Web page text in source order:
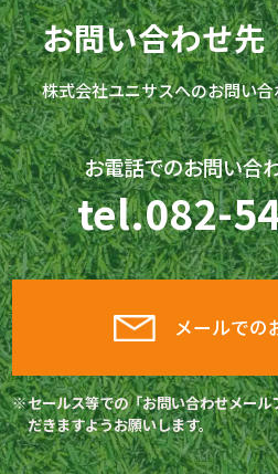
お問い合わせ先
株式会社ユニサスへのお問い
お電話でのお問い合
tel.082-
メールでの
セールス等での「お問い合わせメー
だきますようお願いします。